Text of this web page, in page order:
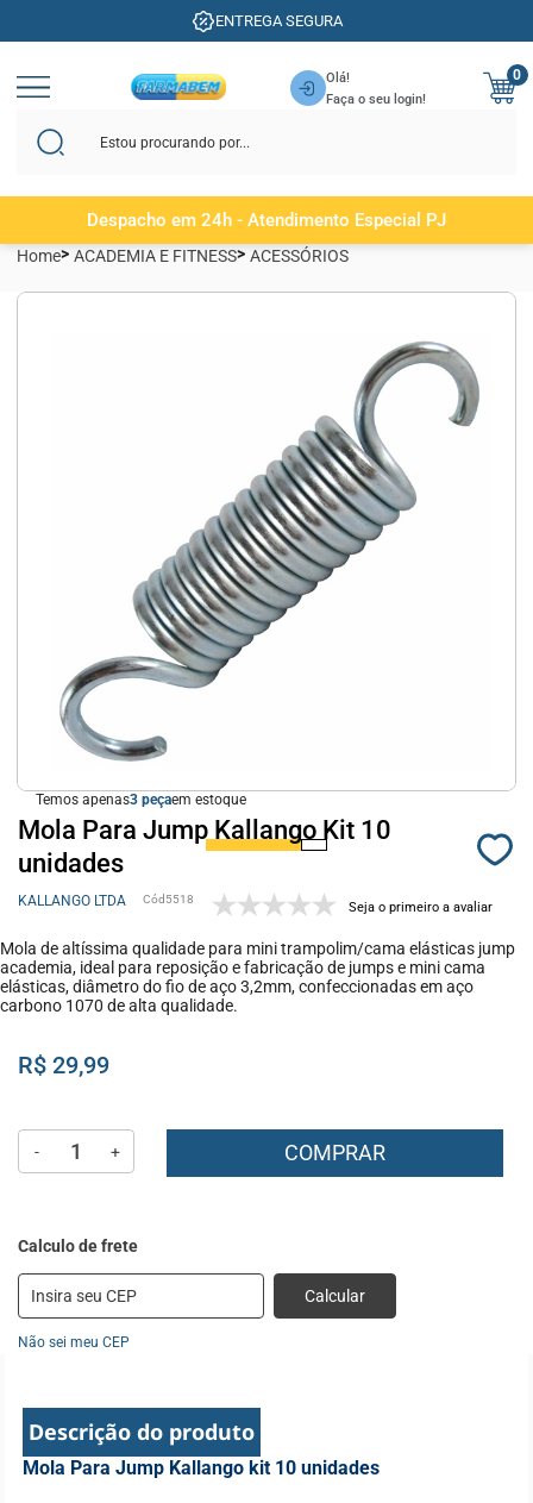
ENTREGA SEGURA
Olá!
Faça o seu login!
0
Despacho em 24h - Atendimento Especial PJ
Home ACADEMIA E FITNESS ACESSÓRIOS
Temos apenas3 em estoque
Mola Para Jump Kallango Kit 10
unidades
KALLANGO LTDA 5518 Seja o primeiro a avaliar
Mola de altíssima qualidade para mini trampolim/cama elásticas jump
academia, ideal para reposição e fabricação de jumps e mini cama
elásticas, diâmetro do fio de aço 3,2mm, confeccionadas em aço
carbono 1070 de alta qualidade.
R$ 29,99
- + COMPRAR
Calcular
Não sei meu CEP
Descrição do produto
Mola Para Jump Kallango kit 10 unidades